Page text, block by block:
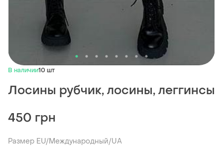
В наличии10 шт
Лосины рубчик, лосины, леггинсы
450 грн
Размер EU/Международный/UA